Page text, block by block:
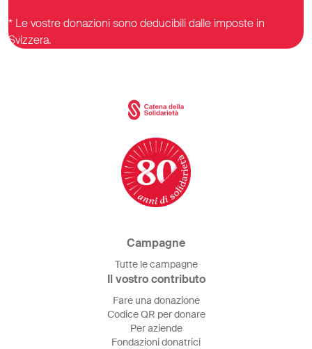
* Le vostre donazioni sono deducibili dalle imposte in
Svizzera.
Campagne
Tutte le campagne
Il vostro contributo
Fare una donazione
Codice QR per donare
Per aziende
Fondazioni donatrici